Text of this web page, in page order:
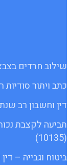
שילוב חרדים
כתב ויתור סודיות
דין וחשבון רב שנתי
תביעה לקצבת
(10135)
ביטוח וגבייה – דין